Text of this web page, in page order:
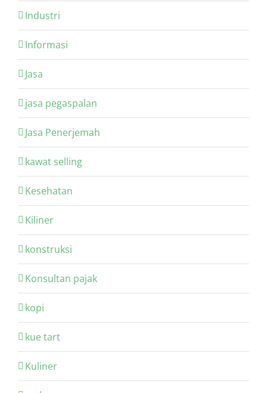
Industri
Informasi
Jasa
jasa pegaspalan
Jasa Penerjemah
kawat selling
Kesehatan
Kiliner
konstruksi
Konsultan pajak
kopi
kue tart
Kuliner